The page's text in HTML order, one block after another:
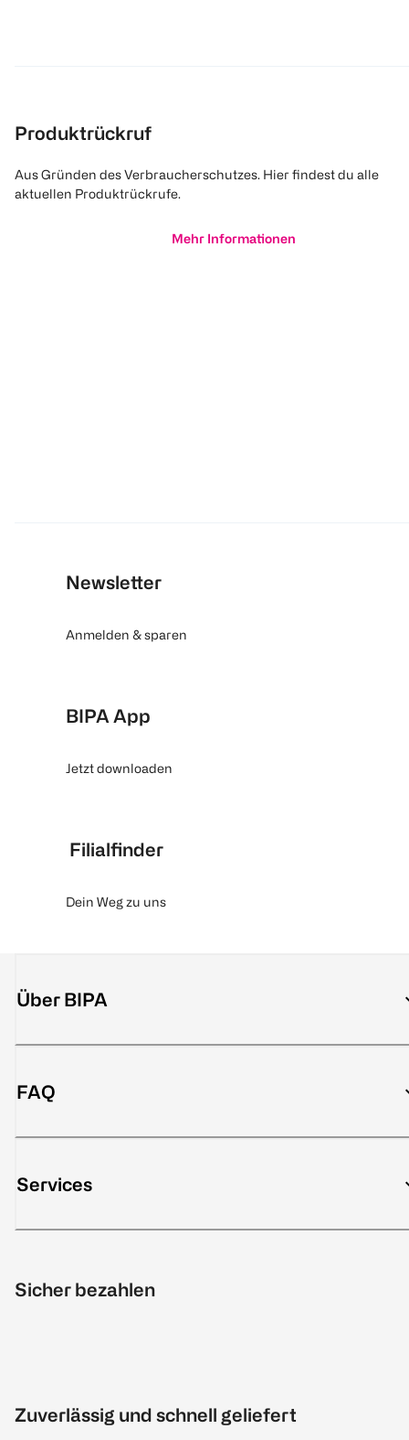
Produktrückruf
Aus Gründen des Verbraucherschutzes. Hier findest du alle
aktuellen Produktrückrufe.
Mehr Informationen
Newsletter
Anmelden & sparen
BIPA App
Jetzt downloaden
Filialfinder
Dein Weg zu uns
Über BIPA
FAQ
Services
Sicher bezahlen
Zuverlässig und schnell geliefert